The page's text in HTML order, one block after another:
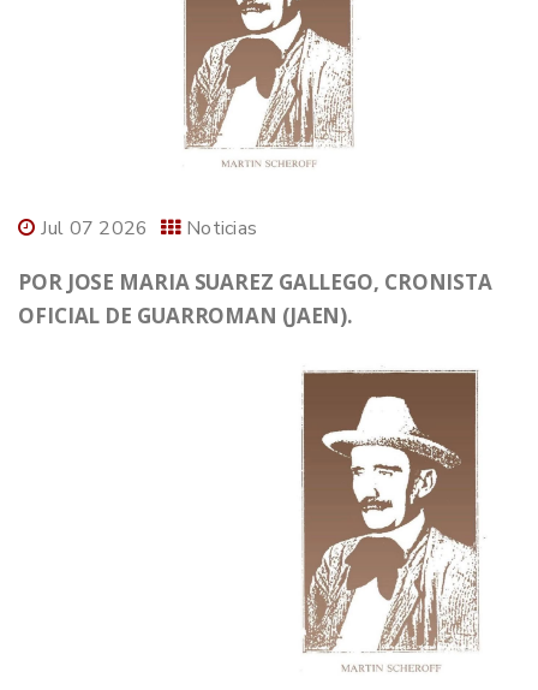
Jul 07 2026 Noticias
POR JOSE MARIA SUAREZ GALLEGO, CRONISTA
OFICIAL DE GUARROMAN (JAEN).